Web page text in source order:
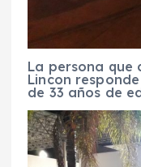
La persona que
Lincon
de 33 años de